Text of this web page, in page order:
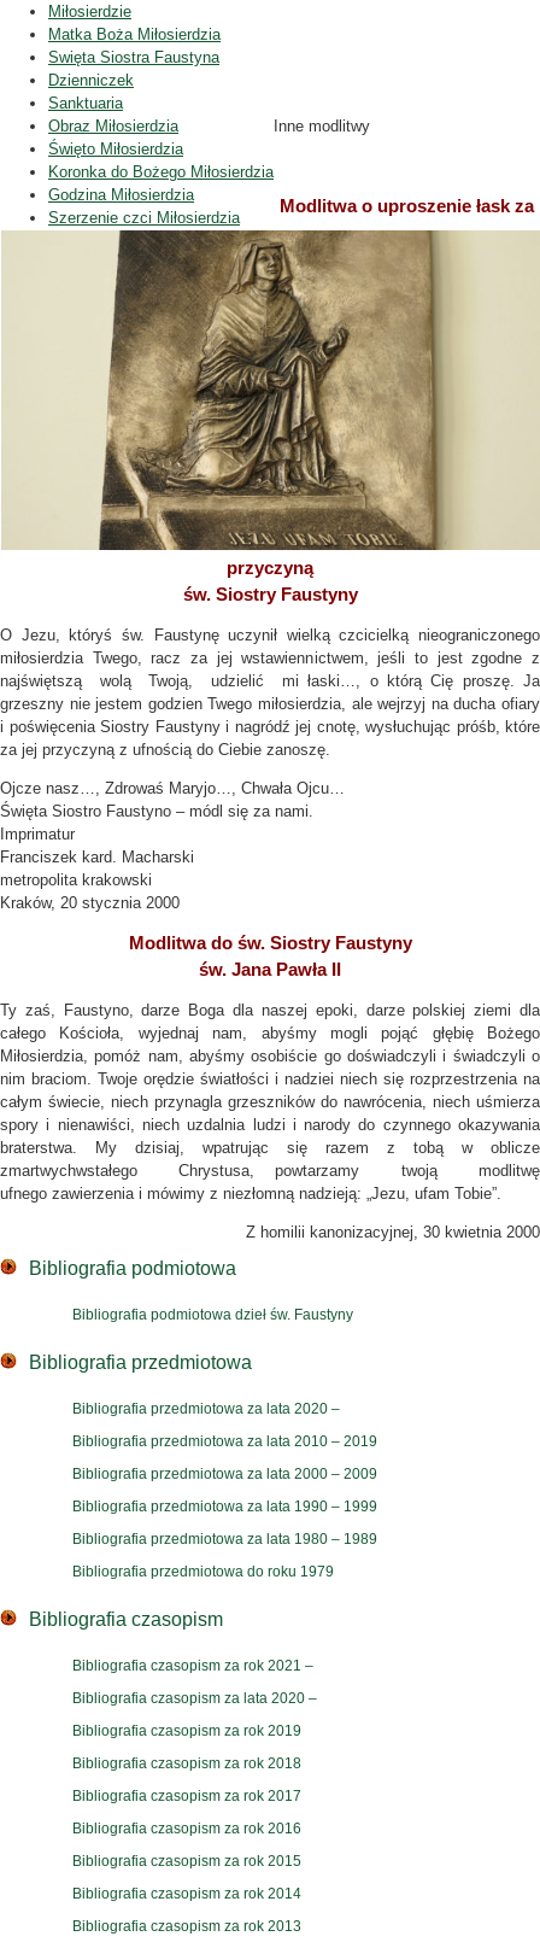
Miłosierdzie
Matka Boża Miłosierdzia
Swięta Siostra Faustyna
Dzienniczek
Sanktuaria
Obraz Miłosierdzia
Święto Miłosierdzia
Koronka do Bożego Miłosierdzia
Godzina Miłosierdzia
Szerzenie czci Miłosierdzia
Inne modlitwy
Modlitwa o uproszenie łask za
przyczyną
św. Siostry Faustyny
O Jezu, któryś św. Faustynę uczynił wielką czcicielką nieograniczonego
miłosierdzia Twego, racz za jej wstawiennictwem, jeśli to jest zgodne z
najświętszą wolą Twoją, udzielić mi łaski…, o którą Cię proszę. Ja
grzeszny nie jestem godzien Twego miłosierdzia, ale wejrzyj na ducha ofiary
i poświęcenia Siostry Faustyny i nagródź jej cnotę, wysłuchując próśb, które
za jej przyczyną z ufnością do Ciebie zanoszę.
Ojcze nasz…, Zdrowaś Maryjo…, Chwała Ojcu…
Święta Siostro Faustyno – módl się za nami.
Imprimatur
Franciszek kard. Macharski
metropolita krakowski
Kraków, 20 stycznia 2000
Modlitwa do św. Siostry Faustyny
św. Jana Pawła II
Ty zaś, Faustyno, darze Boga dla naszej epoki, darze polskiej ziemi dla
całego Kościoła, wyjednaj nam, abyśmy mogli pojąć głębię Bożego
Miłosierdzia, pomóż nam, abyśmy osobiście go doświadczyli i świadczyli o
nim braciom. Twoje orędzie światłości i nadziei niech się rozprzestrzenia na
całym świecie, niech przynagla grzeszników do nawrócenia, niech uśmierza
spory i nienawiści, niech uzdalnia ludzi i narody do czynnego okazywania
braterstwa. My dzisiaj, wpatrując się razem z tobą w oblicze
zmartwychwstałego Chrystusa, powtarzamy twoją modlitwę
ufnego zawierzenia i mówimy z niezłomną nadzieją: „Jezu, ufam Tobie”.
Z homilii kanonizacyjnej, 30 kwietnia 2000
Bibliografia podmiotowa
Bibliografia podmiotowa dzieł św. Faustyny
Bibliografia przedmiotowa
Bibliografia przedmiotowa za lata 2020 –
Bibliografia przedmiotowa za lata 2010 – 2019
Bibliografia przedmiotowa za lata 2000 – 2009
Bibliografia przedmiotowa za lata 1990 – 1999
Bibliografia przedmiotowa za lata 1980 – 1989
Bibliografia przedmiotowa do roku 1979
Bibliografia czasopism
Bibliografia czasopism za rok 2021 –
Bibliografia czasopism za lata 2020 –
Bibliografia czasopism za rok 2019
Bibliografia czasopism za rok 2018
Bibliografia czasopism za rok 2017
Bibliografia czasopism za rok 2016
Bibliografia czasopism za rok 2015
Bibliografia czasopism za rok 2014
Bibliografia czasopism za rok 2013